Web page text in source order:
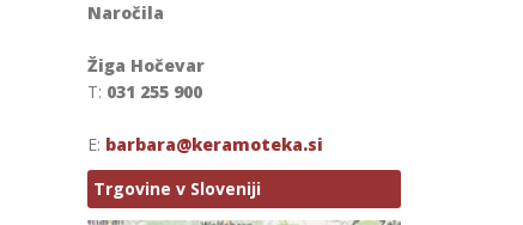
Naročila
Žiga Hočevar
T: 031 255 900
E: barbara@keramoteka.si
Trgovine v Sloveniji